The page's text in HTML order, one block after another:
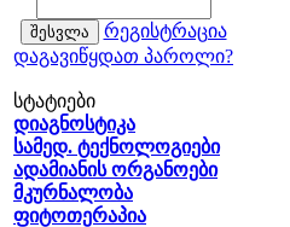
რეგისტრაცია
დაგავიწყდათ პაროლი?
სტატიები
დიაგნოსტიკა
სამედ. ტექნოლოგიები
ადამიანის ორგანოები
მკურნალობა
ფიტოთერაპია